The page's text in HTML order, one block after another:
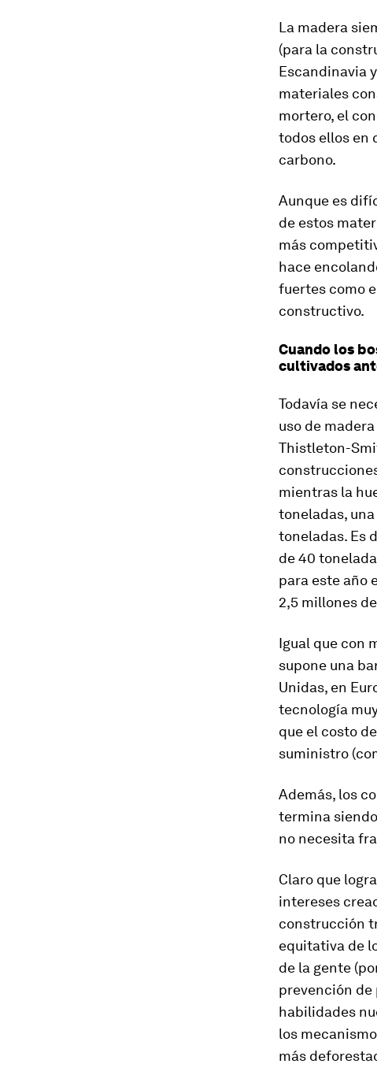
La madera
(para la
Escandinavia
materiales
mortero, el
todos ellos en
carbono.
Aunque es
de estos
más
hace
fuertes como
constructivo.
Cuando los
cultivados
Todavía se
uso de
Thistleton-
mientras la
toneladas,
toneladas. Es
de 40
para este año
2,5 millones
Igual que con
supone una
Unidas, en
tecnología
que el costo
suministro
Además, los
termina
no necesita
Claro que
intereses
construcción
equitativa de
de la gente
prevención de
habilidades
los
más